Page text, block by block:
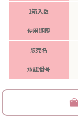
1箱入数
使用期限
販売名
承認番号